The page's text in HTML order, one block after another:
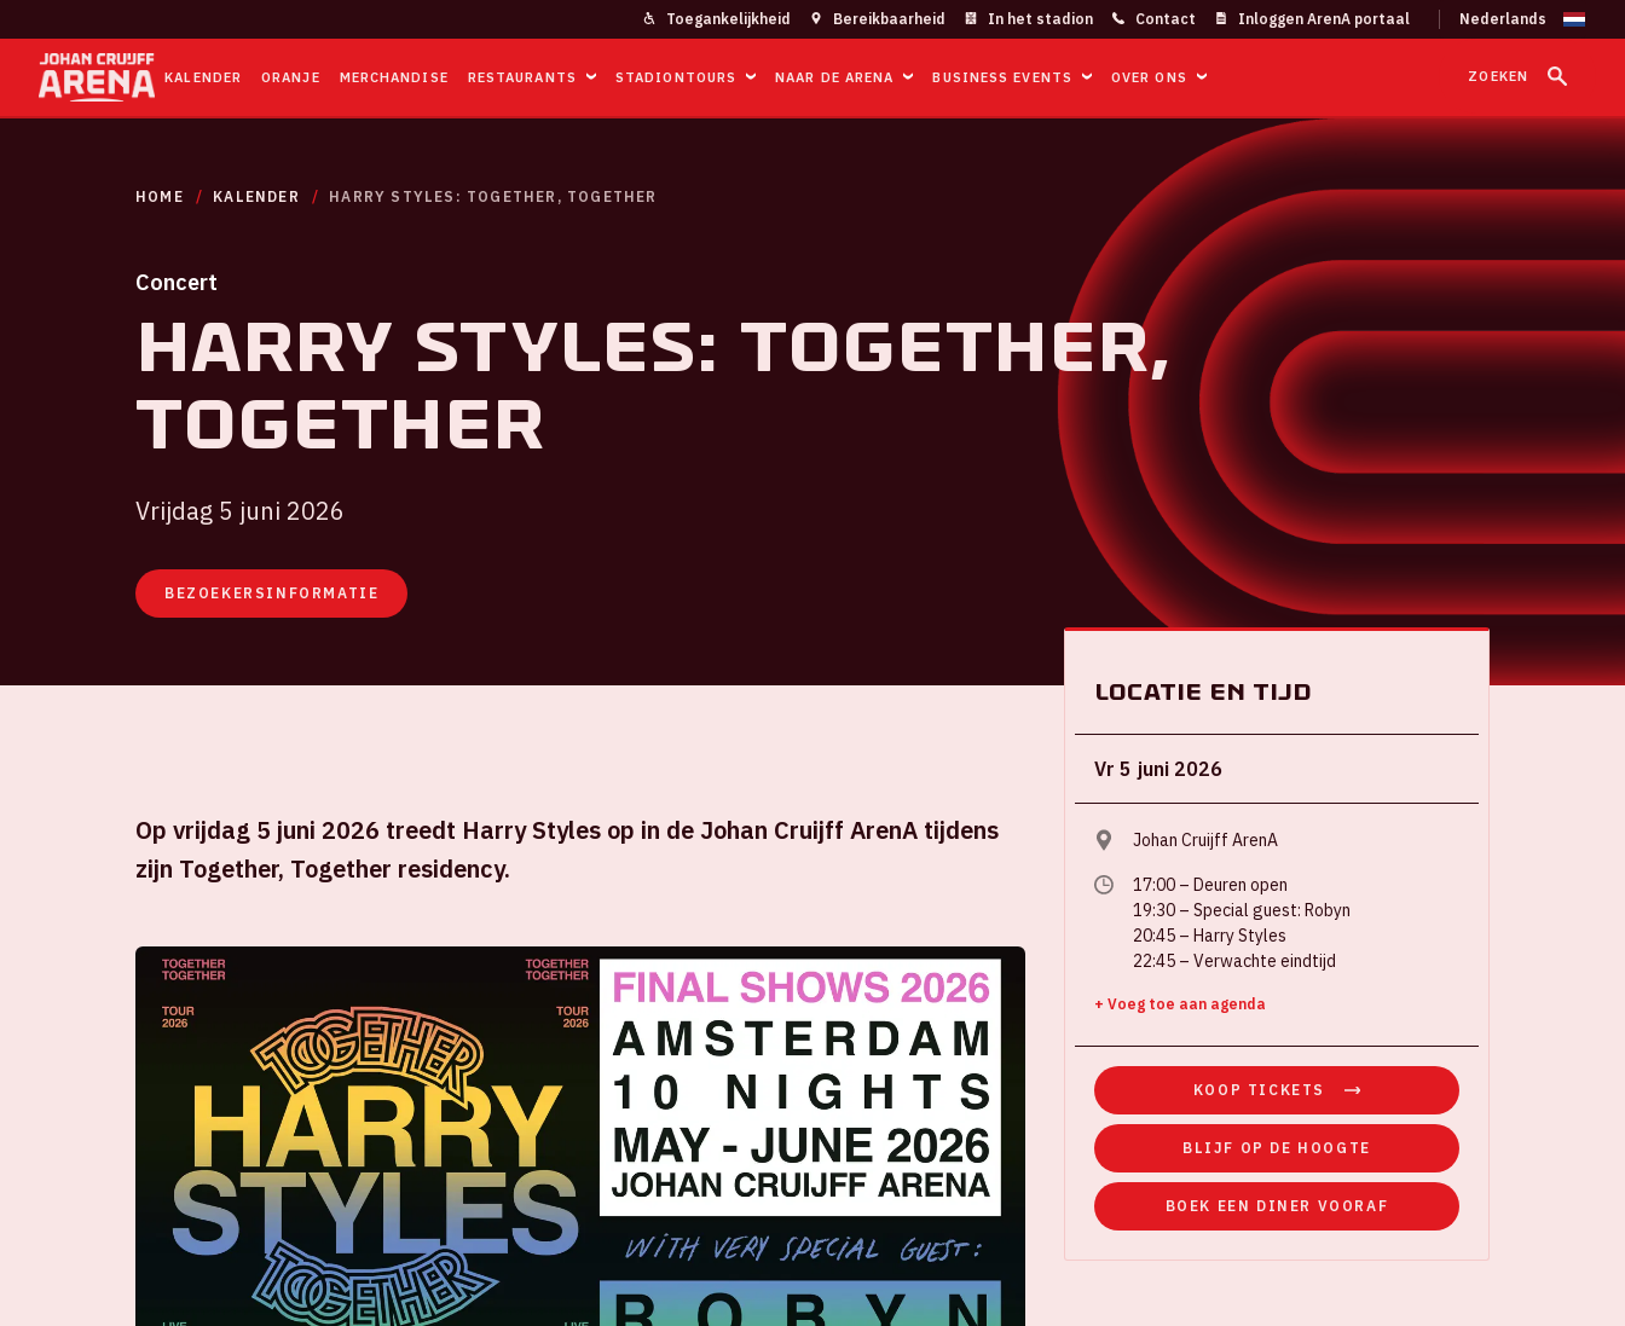
Toegankelijkheid Bereikbaarheid In het stadion Contact Inloggen ArenA portaal
KALENDER ORANJE MERCHANDISE RESTAURANTS STADIONTOURS NAAR DE ARENA BUSINESS EVENTS OVER ONS ZOEKEN
HOME KALENDER HARRY STYLES: TOGETHER, TOGETHER
Concert
Harry Styles: TOGETHER,
TOGETHER
Vrijdag 5 juni 2026
BEZOEKERSINFORMATIE
Op vrijdag 5 juni 2026 treedt Harry Styles op in de Johan Cruijff ArenA tijdens
zijn Together, Together residency.
Locatie en tijd
Vr 5 juni 2026
Johan Cruijff ArenA
17:00 – Deuren open
19:30 – Special guest: Robyn
20:45 – Harry Styles
22:45 – Verwachte eindtijd
+ Voeg toe aan agenda
KOOP TICKETS
BLIJF OP DE HOOGTE
BOEK EEN DINER VOORAF